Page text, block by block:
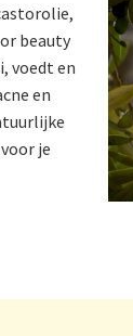
beauty
voedt en
en
je